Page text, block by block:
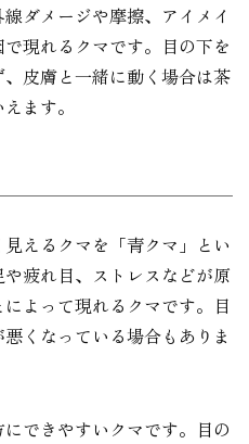
ダメージや摩擦、アイメイ
現れるクマです。目の下を
皮膚と一緒に動く場合は茶
ます。
えるクマを「青クマ」とい
疲れ目、ストレスなどが原
よって現れるクマです。目
くなっている場合もありま
できやすいクマです。目の